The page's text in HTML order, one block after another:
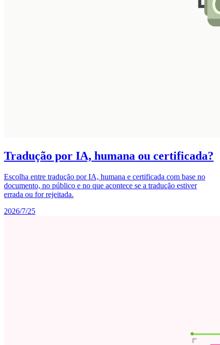
Tradução por IA, humana ou certificada?
Escolha entre tradução por IA, humana e certificada com base no
documento, no público e no que acontece se a tradução estiver
errada ou for rejeitada.
2026/7/25